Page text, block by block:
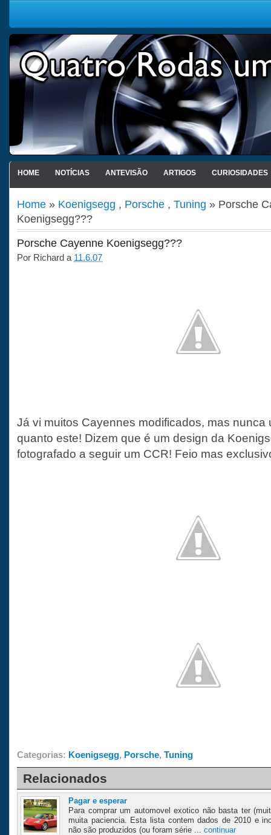
HOME NOTÍCIAS ANTEVISÃO ARTIGOS CURIOSIDADES
Home » Koenigsegg , Porsche , Tuning » Porsche
Koenigsegg???
Porsche Cayenne Koenigsegg???
Por Richard a 11.6.07
Já vi muitos Cayennes modificados, mas nunca
quanto este! Dizem que é um design da
fotografado a seguir um CCR! Feio mas
Categorias: Koenigsegg, Porsche, Tuning
Relacionados
Pagar e esperar
Para comprar um automovel exotico não basta ter
muita paciencia. Esta lista contem dados de 2010 e
não são produzidos (ou foram série ... continuar